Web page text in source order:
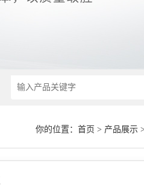
你的位置： 首页 > 产品展示